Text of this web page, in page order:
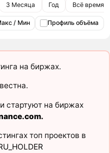
3 Месяца Год Всё время
/ Мин Профиль объёма
на биржах.
стартуют на биржах
.
топ проектов в